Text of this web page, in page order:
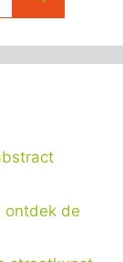
ontdek de